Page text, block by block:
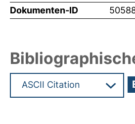
Dokumenten-ID